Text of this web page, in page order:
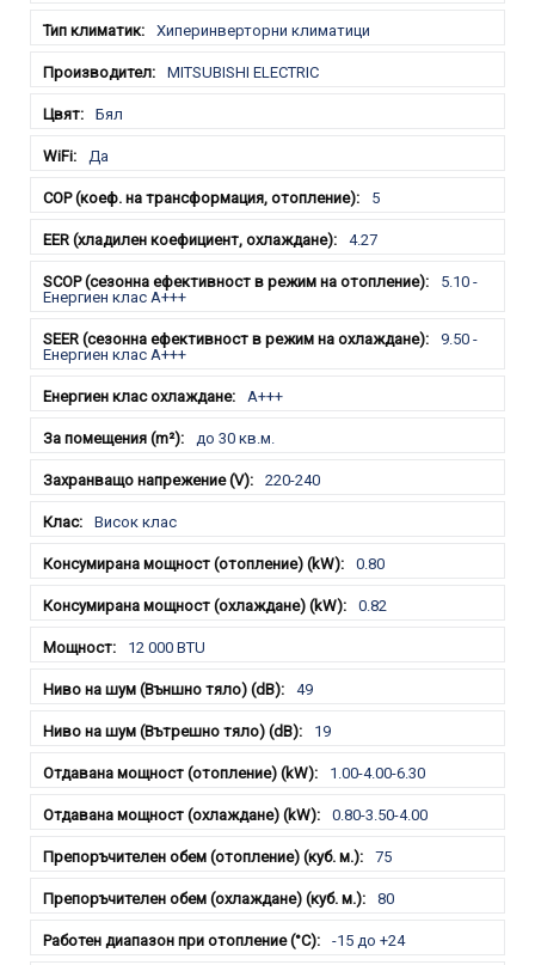
Хиперинверторни климатици
MITSUBISHI ELECTRIC
Бял
Да
5
4.27
5.10 -
Енергиен клас A+++
9.50 -
Енергиен клас A+++
A+++
до 30 кв.м.
220-240
Висок клас
0.80
0.82
12 000 BTU
49
19
1.00-4.00-6.30
0.80-3.50-4.00
75
80
-15 до +24